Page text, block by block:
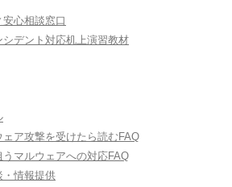
心相談窓口
シデント対応机上演習教材
ア攻撃を受けたら読むFAQ
マルウェアへの対応FAQ
・情報提供